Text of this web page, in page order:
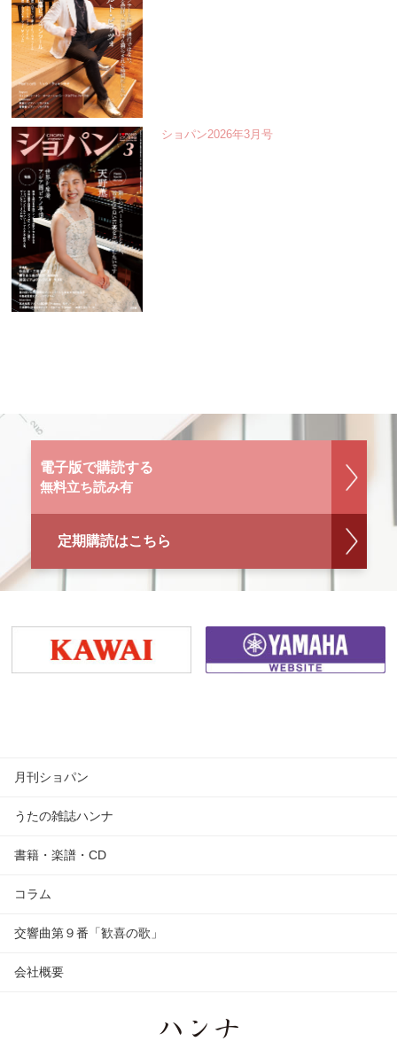
ショパン2026年3月号
電子版で購読する
無料立ち読み有
定期購読はこちら
月刊ショパン
うたの雑誌ハンナ
書籍・楽譜・CD
コラム
交響曲第９番「歓喜の歌」
会社概要